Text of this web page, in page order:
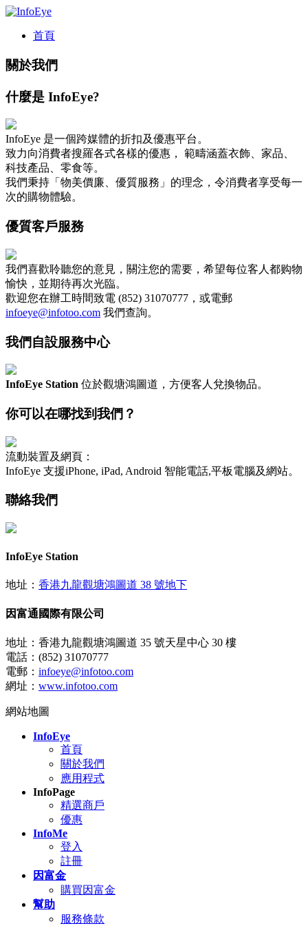
首頁
關於我們
什麼是 InfoEye?
InfoEye 是一個跨媒體的折扣及優惠平台。
致力向消費者搜羅各式各樣的優惠， 範疇涵蓋衣飾、家品、
科技產品、零食等。
我們秉持「物美價廉、優質服務」的理念，令消費者享受每一
次的購物體驗。
優質客戶服務
我們喜歡聆聽您的意見，關注您的需要，希望每位客人都购物
愉快，並期待再次光臨。
歡迎您在辦工時間致電 (852) 31070777，或電郵
infoeye@infotoo.com 我們查詢。
我們自設服務中心
InfoEye Station 位於觀塘鴻圖道，方便客人兌換物品。
你可以在哪找到我們？
流動裝置及網頁：
InfoEye 支援iPhone, iPad, Android 智能電話,平板電腦及網站。
聯絡我們
InfoEye Station
地址： 香港九龍觀塘鴻圖道 38 號地下
因富通國際有限公司
地址：香港九龍觀塘鴻圖道 35 號天星中心 30 樓
電話：(852) 31070777
電郵： infoeye@infotoo.com
網址： www.infotoo.com
網站地圖
InfoEye
首頁
關於我們
應用程式
InfoPage
精選商戶
優惠
InfoMe
登入
註冊
因富金
購買因富金
幫助
服務條款